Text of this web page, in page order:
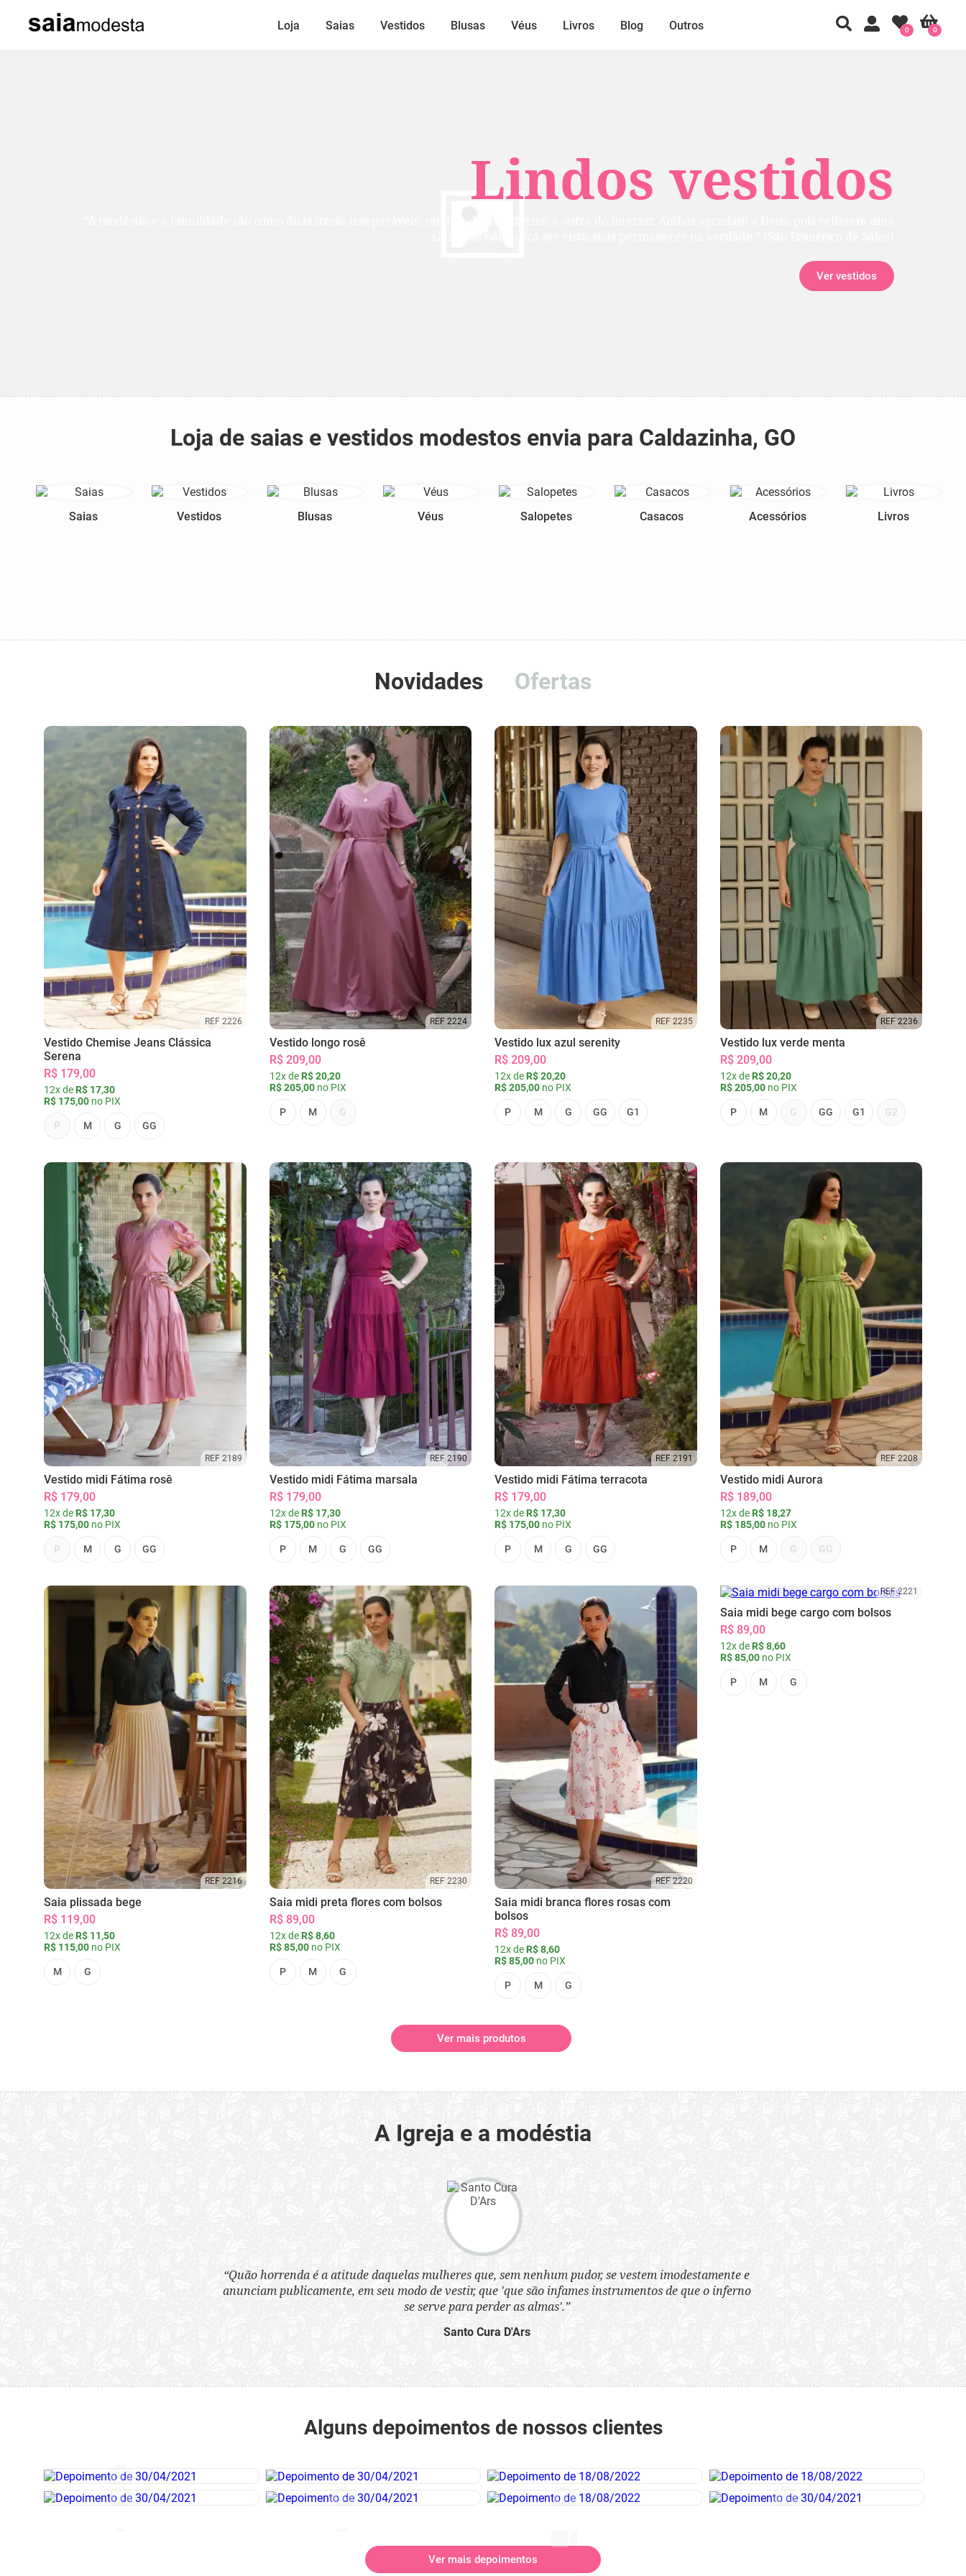
Lindos vestidos
Ver vestidos
Loja Saias Vestidos Blusas Véus Livros Blog Outros 0
0
Loja de saias e vestidos modestos envia para Caldazinha, GO
Saias Vestidos Blusas Véus Salopetes Casacos Acessórios Livros
Novidades Ofertas
REF 2226
Vestido Chemise Jeans Clássica
Serena
R$ 179,00
12x de R$ 17,30
R$ 175,00 no PIX
P M G GG
REF 2224
Vestido longo rosê
R$ 209,00
12x de R$ 20,20
R$ 205,00no PIX
P M G
REF 2235
Vestido lux azul serenity
R$ 209,00
12x de R$ 20,20
R$ 205,00 no PIX
P M G GG G1
REF 2236
Vestido lux verde menta
R$ 209,00
12x de R$ 20,20
R$ 205,00no PIX
P M G GG G1 G2
REF 2189
Vestido midi Fátima rosê
R$ 179,00
12x de R$ 17,30
R$ 175,00 no PIX
P M G GG
REF 2190
Vestido midi Fátima marsala
R$ 179,00
12x de R$ 17,30
R$ 175,00no PIX
P M G GG
REF 2191
Vestido midi Fátima terracota
R$ 179,00
12x de R$ 17,30
R$ 175,00 no PIX
P M G GG
REF 2208
Vestido midi Aurora
R$ 189,00
12x de R$ 18,27
R$ 185,00no PIX
P M G GG
REF 2216
Saia plissada bege
R$ 119,00
12x de R$ 11,50
R$ 115,00 no PIX
M G
REF 2230
Saia midi preta flores com bolsos
R$ 89,00
12x de R$ 8,60
R$ 85,00no PIX
P M G
REF 2220
Saia midi branca flores rosas com
bolsos
R$ 89,00
12x de R$ 8,60
R$ 85,00 no PIX
P M G
REF 2221
Saia midi bege cargo com bolsos
R$ 89,00
12x de R$ 8,60
R$ 85,00no PIX
P M G
Ver mais produtos
A Igreja e a modéstia
“Quão horrenda é a atitude daquelas mulheres que, sem nenhum pudor, se vestem imodestamente e
anunciam publicamente, em seu modo de vestir, que 'que são infames instrumentos de que o inferno
se serve para perder as almas'.”
Santo Cura D'Ars
Alguns depoimentos de nossos clientes
Ver mais depoimentos